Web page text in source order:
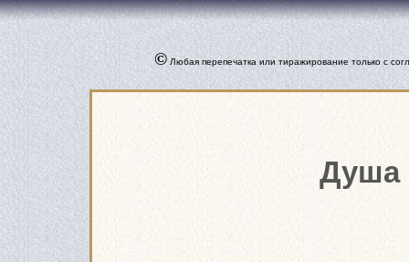
© Любая перепечатка или тиражирование только с
Душа